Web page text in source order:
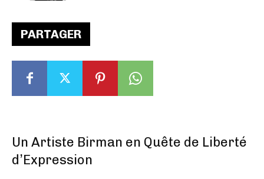
PARTAGER
Un Artiste Birman en Quête de Liberté
d’Expression